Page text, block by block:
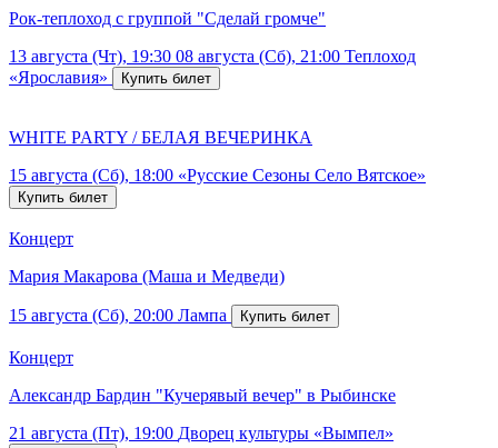
Рок-теплоход с группой "Сделай громче"
13 августа (Чт), 19:30 08 августа (Сб), 21:00 Теплоход
«Ярославия»
WHITE PARTY / БЕЛАЯ ВЕЧЕРИНКА
15 августа (Сб), 18:00 «Русские Сезоны Село Вятское»
Концерт
Мария Макарова (Маша и Медведи)
15 августа (Сб), 20:00 Лампа
Концерт
Александр Бардин "Кучерявый вечер" в Рыбинске
21 августа (Пт), 19:00 Дворец культуры «Вымпел»